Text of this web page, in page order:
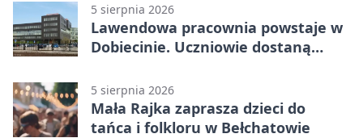
5 sierpnia 2026
Lawendowa pracownia powstaje w
Dobiecinie. Uczniowie dostaną
5 sierpnia 2026
Mała Rajka zaprasza dzieci do
tańca i folkloru w Bełchatowie